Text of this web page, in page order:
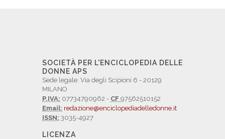
SOCIETÀ PER L'ENCICLOPEDIA DELLE
DONNE APS
Sede legale: Via degli Scipioni 6 - 20129
MILANO
P.IVA: 07734790962 - CF 97562510152
Email: redazione@enciclopediadelledonne.it
ISSN: 3035-4927
LICENZA